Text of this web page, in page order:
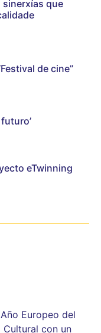
sinerxías que
de cine”
eTwinning
Europeo del
Cultural con un